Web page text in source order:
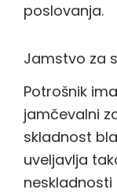
poslovanja.
Jamstvo za
Potrošnik
jamčevalni
skladnost
uveljavlja